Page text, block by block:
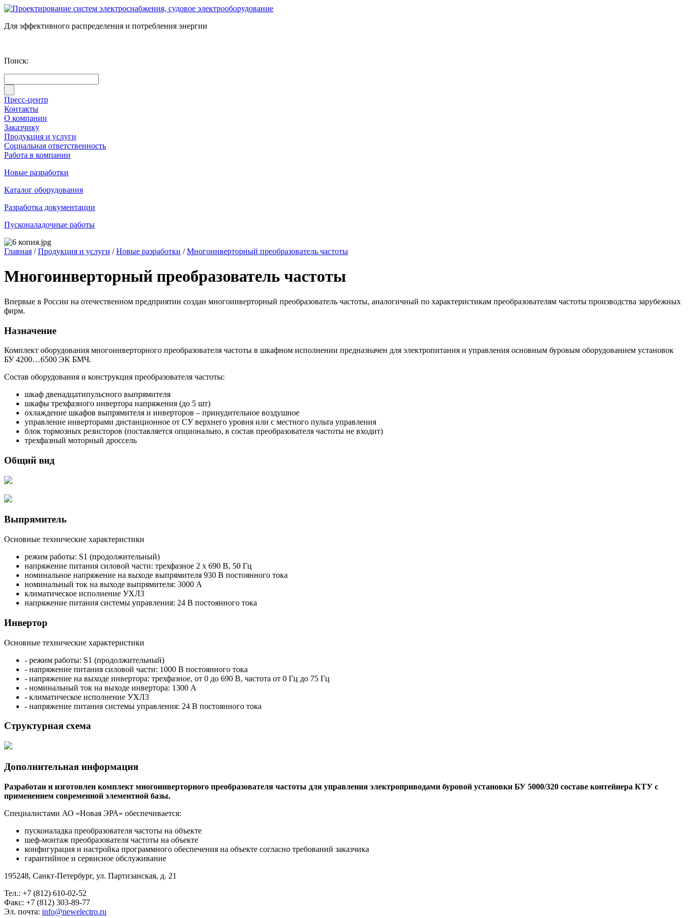
Для эффективного распределения и потребления энергии
Поиск:
Пресс-центр
Контакты
О компании
Заказчику
Продукция и услуги
Социальная ответственность
Работа в компании
Новые разработки
Каталог оборудования
Разработка документации
Пусконаладочные работы
Главная /Продукция и услуги /Новые разработки /Многоинверторный преобразователь частоты
Многоинверторный преобразователь частоты
Впервые в России на отечественном предприятии создан многоинверторный преобразователь частоты, аналогичный по характеристикам преобразователям частоты производства зарубежных
фирм.
Назначение
Комплект оборудования многоинверторного преобразователя частоты в шкафном исполнении предназначен для электропитания и управления основным буровым оборудованием установок
БУ 4200…6500 ЭК БМЧ.
Состав оборудования и конструкция преобразователя частоты:
шкаф двенадцатипульсного выпрямителя
шкафы трехфазного инвертора напряжения (до 5 шт)
охлаждение шкафов выпрямителя и инверторов – принудительное воздушное
управление инверторами дистанционное от СУ верхнего уровня или с местного пульта управления
блок тормозных резисторов (поставляется опционально, в состав преобразователя частоты не входит)
трехфазный моторный дроссель
Общий вид
Выпрямитель
Основные технические характеристики
режим работы: S1 (продолжительный)
напряжение питания силовой части: трехфазное 2 х 690 В, 50 Гц
номинальное напряжение на выходе выпрямителя 930 В постоянного тока
номинальный ток на выходе выпрямителя: 3000 А
климатическое исполнение УХЛ3
напряжение питания системы управления: 24 В постоянного тока
Инвертор
Основные технические характеристики
- режим работы: S1 (продолжительный)
- напряжение питания силовой части: 1000 В постоянного тока
- напряжение на выходе инвертора: трехфазное, от 0 до 690 В, частота от 0 Гц до 75 Гц
- номинальный ток на выходе инвертора: 1300 А
- климатическое исполнение УХЛ3
- напряжение питания системы управления: 24 В постоянного тока
Структурная схема
Дополнительная информация
Разработан и изготовлен комплект многоинверторного преобразователя частоты для управления электроприводами буровой установки БУ 5000/320 составе контейнера КТУ с
применением современной элементной базы.
Специалистами АО «Новая ЭРА» обеспечивается:
пусконаладка преобразователя частоты на объекте
шеф-монтаж преобразователя частоты на объекте
конфигурация и настройка программного обеспечения на объекте согласно требований заказчика
гарантийное и сервисное обслуживание
195248, Санкт-Петербург, ул. Партизанская, д. 21
Тел.: +7 (812) 610-02-52
Факс: +7 (812) 303-89-77
Эл. почта: info@newelectro.ru